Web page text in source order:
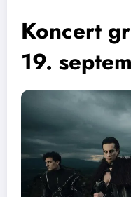
Koncert
19.